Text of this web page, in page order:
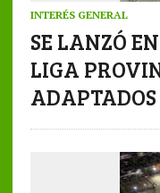
INTERÉS GENERAL
SE LANZÓ
LIGA
ADAPTADOS